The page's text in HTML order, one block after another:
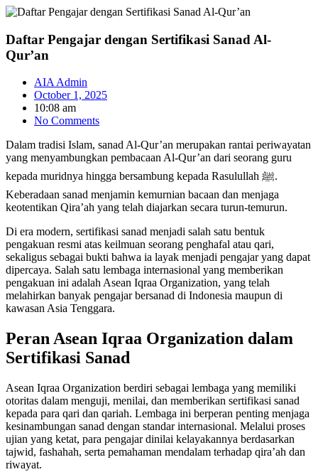
Skip
content
Daftar Pengajar dengan Sertifikasi Sanad Al-
Qur’an
AIA Admin
October 1, 2025
10:08 am
No Comments
Dalam tradisi Islam, sanad Al-Qur’an merupakan rantai periwayatan
yang menyambungkan pembacaan Al-Qur’an dari seorang guru
kepada muridnya hingga bersambung kepada Rasulullah ﷺ.
Keberadaan sanad menjamin kemurnian bacaan dan menjaga
keotentikan Qira’ah yang telah diajarkan secara turun-temurun.
Di era modern, sertifikasi sanad menjadi salah satu bentuk
pengakuan resmi atas keilmuan seorang penghafal atau qari,
sekaligus sebagai bukti bahwa ia layak menjadi pengajar yang dapat
dipercaya. Salah satu lembaga internasional yang memberikan
pengakuan ini adalah Asean Iqraa Organization, yang telah
melahirkan banyak pengajar bersanad di Indonesia maupun di
kawasan Asia Tenggara.
Peran Asean Iqraa Organization dalam
Sertifikasi Sanad
Asean Iqraa Organization berdiri sebagai lembaga yang memiliki
otoritas dalam menguji, menilai, dan memberikan sertifikasi sanad
kepada para qari dan qariah. Lembaga ini berperan penting menjaga
kesinambungan sanad dengan standar internasional. Melalui proses
ujian yang ketat, para pengajar dinilai kelayakannya berdasarkan
tajwid, fashahah, serta pemahaman mendalam terhadap qira’ah dan
riwayat.